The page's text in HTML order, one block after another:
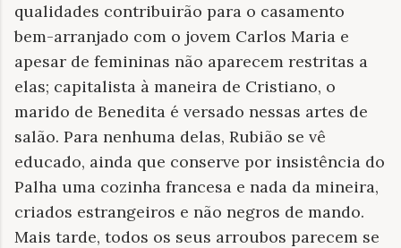
qualidades contribuirão para o casamento
bem-arranjado com o jovem Carlos Maria e
apesar de femininas não aparecem restritas a
elas; capitalista à maneira de Cristiano, o
marido de Benedita é versado nessas artes de
salão. Para nenhuma delas, Rubião se vê
educado, ainda que conserve por insistência do
Palha uma cozinha francesa e nada da mineira,
criados estrangeiros e não negros de mando.
Mais tarde, todos os seus arroubos parecem se